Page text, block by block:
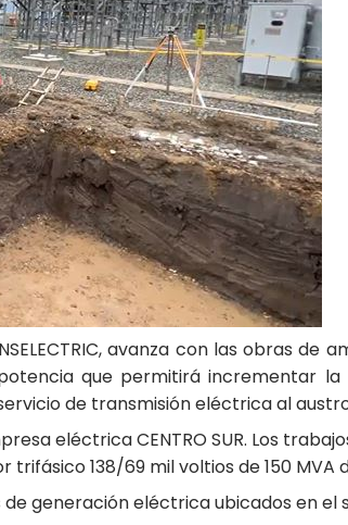
avanza con las obras de
que permitirá incrementar
de transmisión eléctrica al
eléctrica CENTRO SUR. Los
138/69 mil voltios de 150 MVA
generación eléctrica ubicados en el